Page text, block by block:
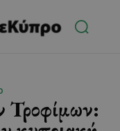
Τροφίμων: